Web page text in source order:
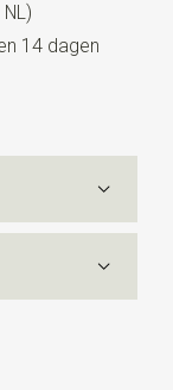
14 dagen